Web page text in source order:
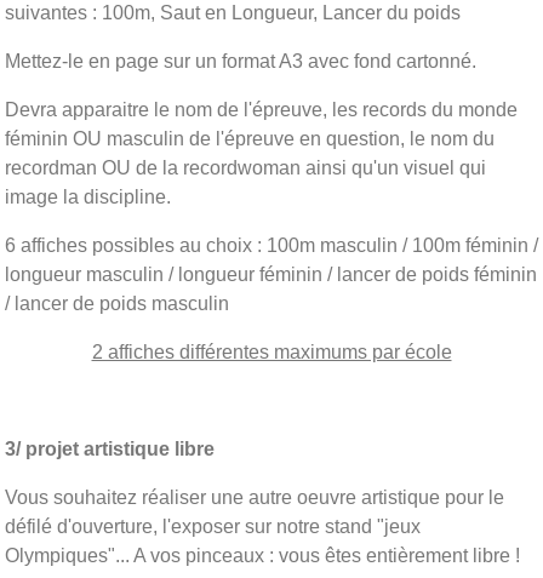
suivantes : 100m, Saut en Longueur, Lancer du poids
Mettez-le en page sur un format A3 avec fond cartonné.
Devra apparaitre le nom de l'épreuve, les records du monde
féminin OU masculin de l'épreuve en question, le nom du
recordman OU de la recordwoman ainsi qu'un visuel qui
image la discipline.
6 affiches possibles au choix : 100m masculin / 100m féminin /
longueur masculin / longueur féminin / lancer de poids féminin
/ lancer de poids masculin
2 affiches différentes maximums par école
3/ projet artistique libre
Vous souhaitez réaliser une autre oeuvre artistique pour le
défilé d'ouverture, l'exposer sur notre stand "jeux
Olympiques"... A vos pinceaux : vous êtes entièrement libre !